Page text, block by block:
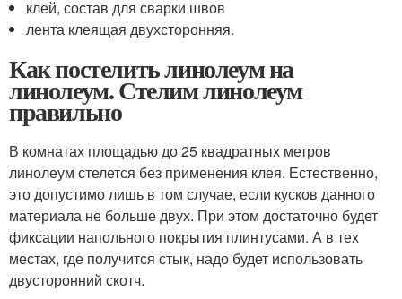
клей, состав для сварки швов
лента клеящая двухсторонняя.
Как постелить линолеум на
линолеум. Стелим линолеум
правильно
В комнатах площадью до 25 квадратных метров
линолеум стелется без применения клея. Естественно,
это допустимо лишь в том случае, если кусков данного
материала не больше двух. При этом достаточно будет
фиксации напольного покрытия плинтусами. А в тех
местах, где получится стык, надо будет использовать
двусторонний скотч.